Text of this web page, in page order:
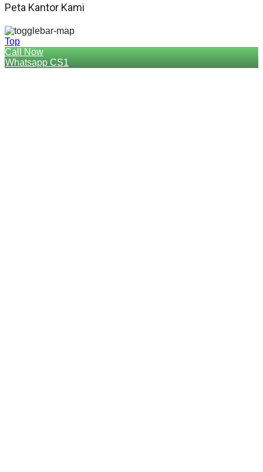
Peta Kantor Kami
Top
Call Now
Whatsapp CS1